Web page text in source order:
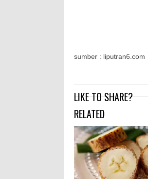
sumber : liputran6.com
LIKE TO SHARE?
RELATED